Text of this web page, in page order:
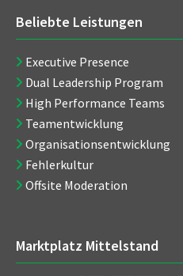
Beliebte Leistungen
Executive Presence
Dual Leadership Program
High Performance Teams
Teamentwicklung
Organisationsentwicklung
Fehlerkultur
Offsite Moderation
Marktplatz Mittelstand